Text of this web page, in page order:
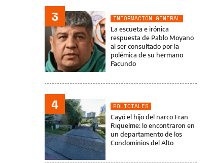
3
INFORMACIÓN GENERAL
La escueta e irónica
respuesta de Pablo Moyano
al ser consultado por la
polémica de su hermano
Facundo
4
POLICIALES
Cayó el hijo del narco Fran
Riquelme: lo encontraron en
un departamento de los
Condominios del Alto